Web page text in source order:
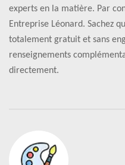
experts en la matière. Par
Entreprise Léonard. Sachez
totalement gratuit et sans
renseignements
directement.